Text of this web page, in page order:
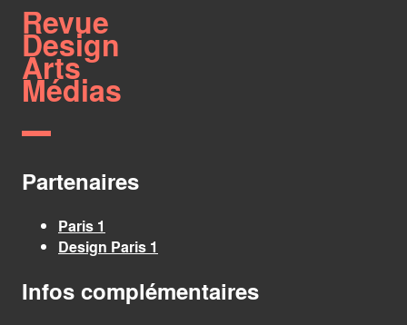
Revue
Design
Arts
Médias
Partenaires
Paris 1
Design Paris 1
Infos complémentaires